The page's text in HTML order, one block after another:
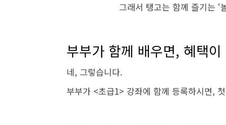
그래서 탱고는 함께 즐기는 ‘
부부가 함께 배우면, 혜택이
네, 그렇습니다.
부부가 <초급1> 강좌에 함께 등록하시면,